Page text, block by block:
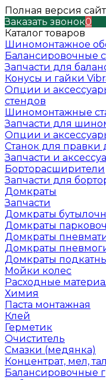
Полная версия
Заказать звонок0
Каталог товаров
Шиномонтажное
Балансировочные
Запчасти для
Конусы и гайки
Опции и
стендов
Шиномонтажные
Запчасти для
Опции и
Станок для правки
Запчасти и
Борторасширители
Запчасти для
Домкраты
Запчасти
Домкраты
Домкраты
Домкраты
Домкраты
Домкраты
Мойки колес
Расходные
Химия
Паста монтажная
Клей
Герметик
Очиститель
Смазки (медянка)
Концентрат, мел,
Балансировочные